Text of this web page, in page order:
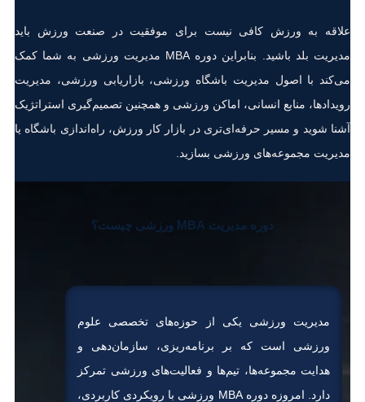
علاقه به ورزش کافی نیست برای موفقیت در صنعت ورزش باید
مدیریت بلد باشید. بنابراین دوره MBA مدیریت ورزشی به شما کمک
می‌کند با اصول مدیریت باشگاه ورزشی، بازاریابی ورزشی، مدیریت
رویدادها، منابع انسانی، اماکن ورزشی و همچنین تصمیم‌گیری استراتژیک
آشنا شوید و مسیر حرفه‌ای‌تری در بازار کار ورزش، راه‌اندازی باشگاه یا
مدیریت مجموعه‌های ورزشی بسازید.
دوره مدیریت MBA ورزشی چیست؟
مدیریت ورزشی یکی از حوزه‌های تخصصی علوم
ورزشی است که بر برنامه‌ریزی، سازمان‌دهی و
هدایت مجموعه‌ها، تیم‌ها و فعالیت‌های ورزشی تمرکز
دارد. امروزه دوره MBA ورزشی با رویکردی کاربردی،